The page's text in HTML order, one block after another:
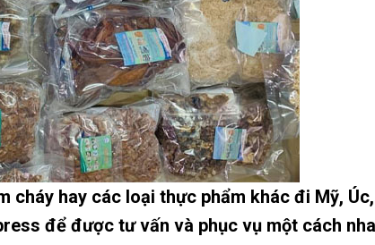
cháy hay các loại thực phẩm khác đi Mỹ, Úc,
để được tư vấn và phục vụ một cách